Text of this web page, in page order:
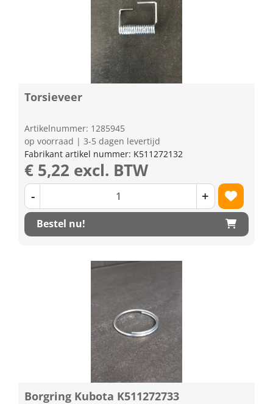
Torsieveer
Artikelnummer: 1285945
op voorraad | 3-5 dagen levertijd
Fabrikant artikel nummer: K511272132
€ 5,22 excl. BTW
- +
Bestel nu!
Borgring Kubota K511272733